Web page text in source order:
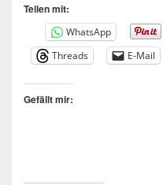
Teilen mit:
WhatsApp
Threads
E-Mail
Gefällt mir: